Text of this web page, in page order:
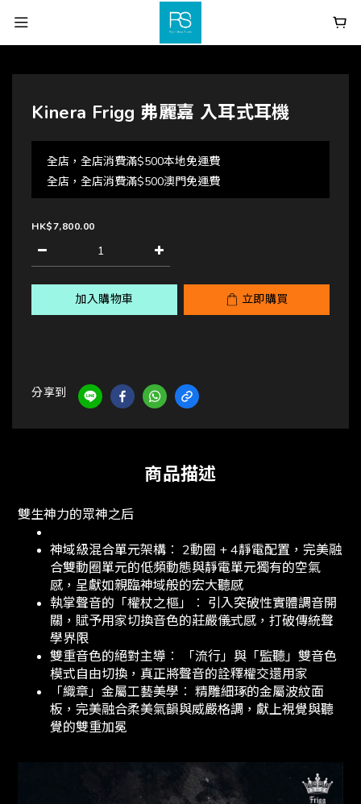
Kinera Frigg 弗麗嘉 入耳式耳機
全店，全店消費滿$500本地免運費
全店，全店消費滿$500澳門免運費
HK$7,800.00
加入購物車 立即購買
分享到
商品描述
雙生神力的眾神之后
神域級混合單元架構︰ 2動圈 + 4靜電配置，完美融
合雙動圈單元的低頻動態與靜電單元獨有的空氣
感，呈獻如親臨神域般的宏大聽感
執掌聲音的「權杖之樞」︰ 引入突破性實體調音開
關，賦予用家切換音色的莊嚴儀式感，打破傳統聲
學界限
雙重音色的絕對主導︰ 「流行」與「監聽」雙音色
模式自由切換，真正將聲音的詮釋權交還用家
「織章」金屬工藝美學︰ 精雕細琢的金屬波紋面
板，完美融合柔美氣韻與威嚴格調，獻上視覺與聽
覺的雙重加冕